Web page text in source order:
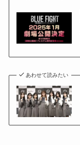
あわせて読みたい